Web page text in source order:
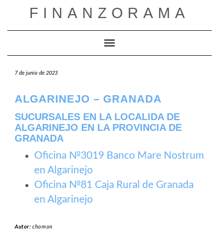
FINANZORAMA
Cambiar modo de navegación
7 de junio de 2023
ALGARINEJO – GRANADA
SUCURSALES EN LA LOCALIDA DE
ALGARINEJO EN LA PROVINCIA DE
GRANADA
Oficina №3019 Banco Mare Nostrum
en Algarinejo
Oficina №81 Caja Rural de Granada
en Algarinejo
Autor:chomon